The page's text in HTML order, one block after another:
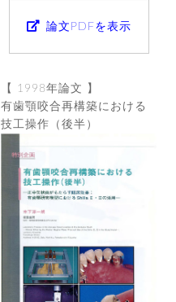
論文PDFを表示
【 1998年論文 】
有歯顎咬合再構築における
技工操作（後半）